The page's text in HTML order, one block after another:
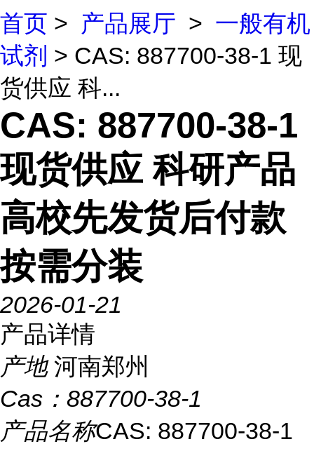
首页 > 产品展厅 > 一般有机
试剂 > CAS: 887700-38-1 现
货供应 科...
CAS: 887700-38-1
现货供应 科研产品
高校先发货后付款
按需分装
2026-01-21
产品详情
产地 河南郑州
Cas： 887700-38-1
产品名称CAS: 887700-38-1